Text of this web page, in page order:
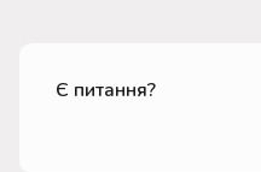
Є питання?